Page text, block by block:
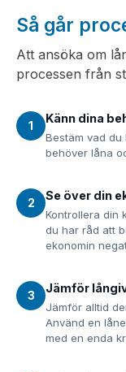
Så går
Att ansöka om
processen från
1
Känn dina
Bestäm vad
behöver låna
2
Se över din
Kontrollera din
du har råd att
ekonomin
3
Jämför
Jämför alltid
Använd en
med en enda